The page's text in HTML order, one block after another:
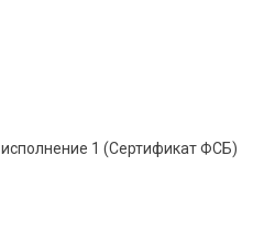
1 (Сертификат ФСБ)